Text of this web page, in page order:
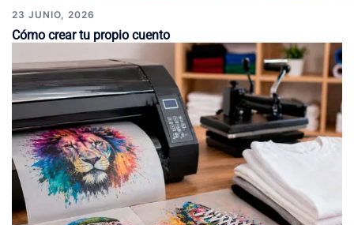
23 JUNIO, 2026
Cómo crear tu propio cuento